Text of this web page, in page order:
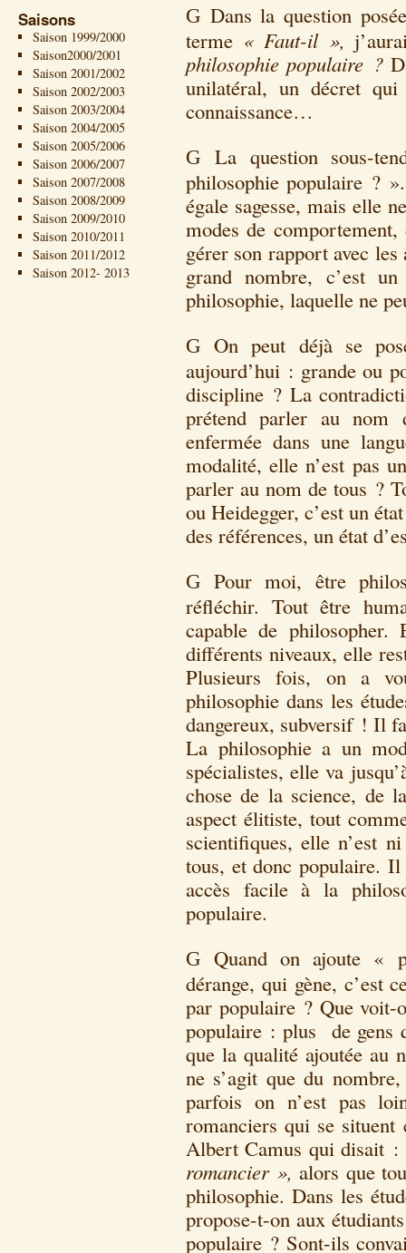
Saisons
Saison 1999/2000
Saison2000/2001
Saison 2001/2002
Saison 2002/2003
Saison 2003/2004
Saison 2004/2005
Saison 2005/2006
Saison 2006/2007
Saison 2007/2008
Saison 2008/2009
Saison 2009/2010
Saison 2010/2011
Saison 2011/2012
Saison 2012- 2013
G Dans la question
terme « Faut-il »,
philosophie populaire ?
unilatéral, un décret
connaissance…
G La question sous-
philosophie populaire ?
égale sagesse, mais elle
modes de
gérer son rapport avec
grand nombre, c’est
philosophie, laquelle ne
GOn peut déjà se
aujourd’hui : grande ou
discipline ? La
prétend parler au nom
enfermée dans une
modalité, elle n’est pas
parler au nom de tous ?
ou Heidegger, c’est un
des références, un état
GPour moi, être
réfléchir. Tout être
capable de
différents niveaux, elle
Plusieurs fois, on a
philosophie dans les
dangereux, subversif ! Il
La philosophie a un
spécialistes, elle va
chose de la science, de
aspect élitiste, tout
scientifiques, elle n’est
tous, et donc populaire.
accès facile à la
populaire.
G Quand on ajoute «
dérange, qui gène, c’est
par populaire ? Que voit-
populaire : plus de gens
que la qualité ajoutée au
ne s’agit que du
parfois on n’est pas
romanciers qui se situent
Albert Camus qui disait :
romancier », alors que
philosophie. Dans les
propose-t-on aux
populaire ? Sont-ils